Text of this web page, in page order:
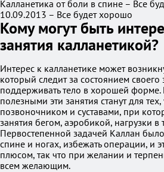
Калланетика от боли в спине – Все
10.09.2013 – Все будет хорошо
Кому могут быть
занятия калланетикой?
Интерес к калланетике может
который следит за состоянием своего
поддерживать тело в хорошей
полезными эти занятия станут для
позвоночником и суставами, при
занятия бегом, аэробикой, нагрузки
Первостепенной задачей Каллан
спине и ногах, избежать операции, и
плюсом, так что при желании и
всем желающим.